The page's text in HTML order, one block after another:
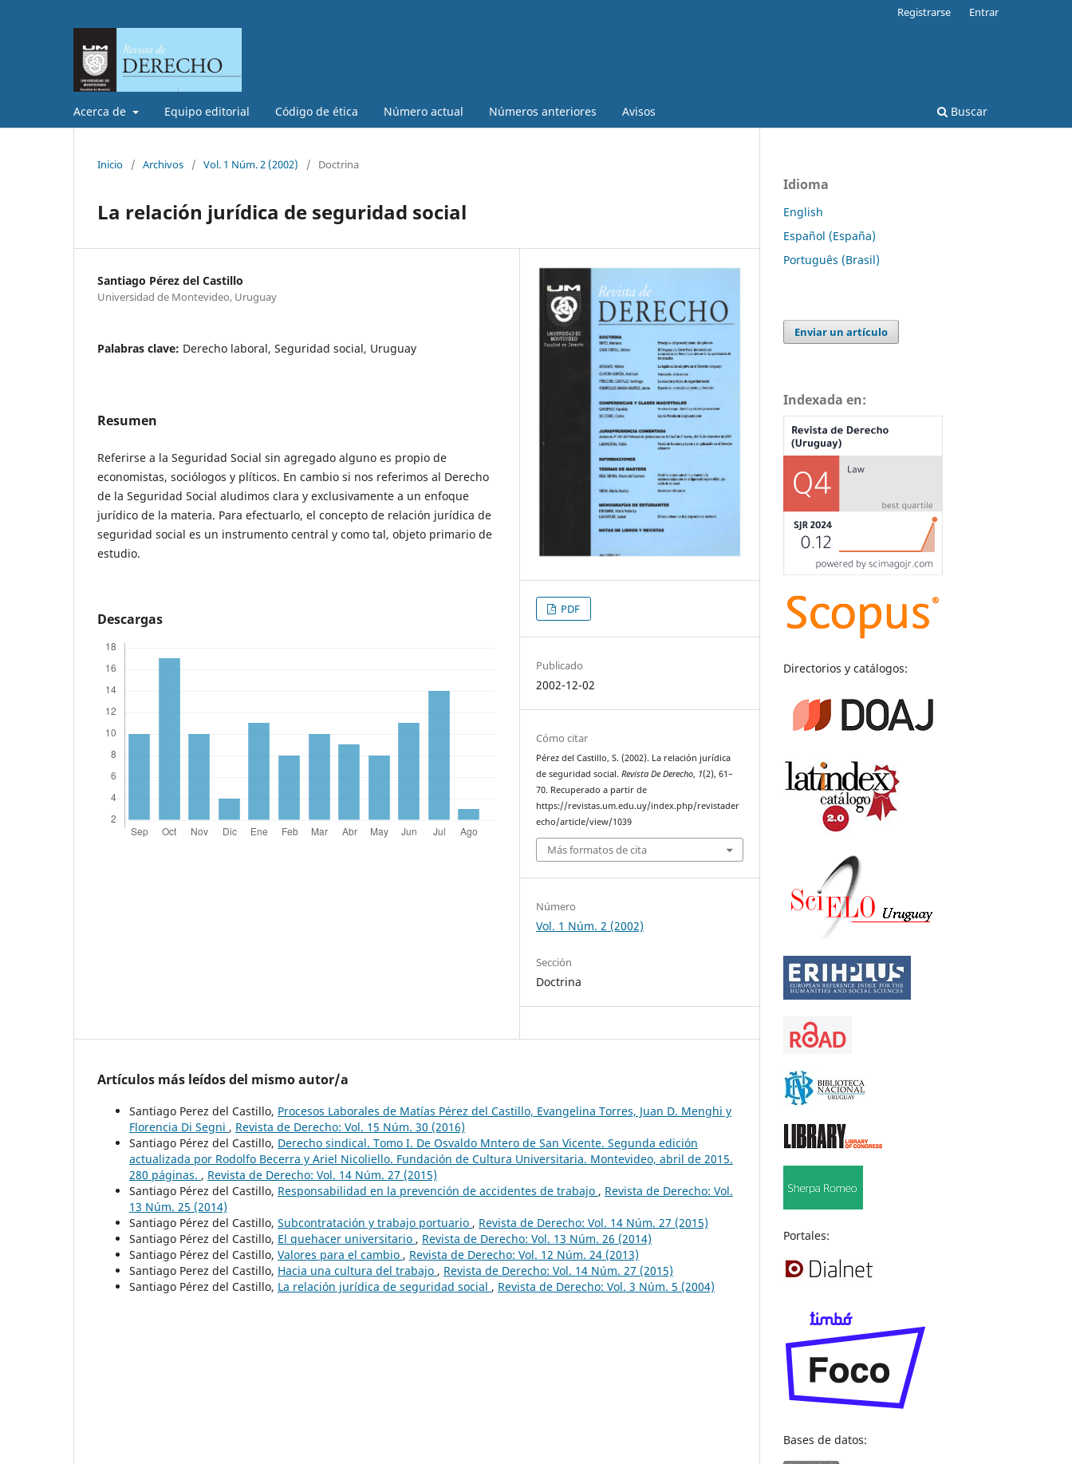
Acerca de Equipo editorial Código de ética Número actual Números anteriores Avisos Buscar
Registrarse Entrar
Inicio / Archivos / Vol. 1 Núm. 2 (2002) / Doctrina
La relación jurídica de seguridad social
Santiago Pérez del Castillo
Universidad de Montevideo, Uruguay
Palabras clave: Derecho laboral, Seguridad social, Uruguay
Resumen
Referirse a la Seguridad Social sin agregado alguno es propio de
economistas, sociólogos y plíticos. En cambio si nos referimos al Derecho
de la Seguridad Social aludimos clara y exclusivamente a un enfoque
jurídico de la materia. Para efectuarlo, el concepto de relación jurídica de
seguridad social es un instrumento central y como tal, objeto primario de
estudio.
Descargas
PDF
Publicado
2002-12-02
Cómo citar
Pérez del Castillo, S. (2002). La relación jurídica
de seguridad social.Revista De Derecho, 1(2), 61–
70. Recuperado a partir de
https://revistas.um.edu.uy/index.php/revistader
echo/article/view/1039
Más formatos de cita
Número
Vol. 1 Núm. 2 (2002)
Sección
Doctrina
Artículos más leídos del mismo autor/a
Santiago Perez del Castillo, Procesos Laborales de Matías Pérez del Castillo, Evangelina Torres, Juan D. Menghi y
Florencia Di Segni , Revista de Derecho: Vol. 15 Núm. 30 (2016)
Santiago Pérez del Castillo, Derecho sindical. Tomo I. De Osvaldo Mntero de San Vicente. Segunda edición
actualizada por Rodolfo Becerra y Ariel Nicoliello. Fundación de Cultura Universitaria. Montevideo, abril de 2015.
280 páginas. , Revista de Derecho: Vol. 14 Núm. 27 (2015)
Santiago Pérez del Castillo, Responsabilidad en la prevención de accidentes de trabajo , Revista de Derecho: Vol.
13 Núm. 25 (2014)
Santiago Pérez del Castillo, Subcontratación y trabajo portuario , Revista de Derecho: Vol. 14 Núm. 27 (2015)
Santiago Pérez del Castillo, El quehacer universitario , Revista de Derecho: Vol. 13 Núm. 26 (2014)
Santiago Pérez del Castillo, Valores para el cambio , Revista de Derecho: Vol. 12 Núm. 24 (2013)
Santiago Perez del Castillo, Hacia una cultura del trabajo , Revista de Derecho: Vol. 14 Núm. 27 (2015)
Santiago Pérez del Castillo, La relación jurídica de seguridad social , Revista de Derecho: Vol. 3 Núm. 5 (2004)
Idioma
English
Español (España)
Português (Brasil)
Enviar un artículo
Indexada en:
Directorios y catálogos:
Portales:
Bases de datos: